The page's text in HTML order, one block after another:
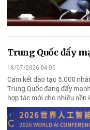
Trung Quốc đẩy
18/07/2026 04:06
Cam kết đào tạo 5.000
Trung Quốc đang đẩy
hợp tác mới cho nhiều nền